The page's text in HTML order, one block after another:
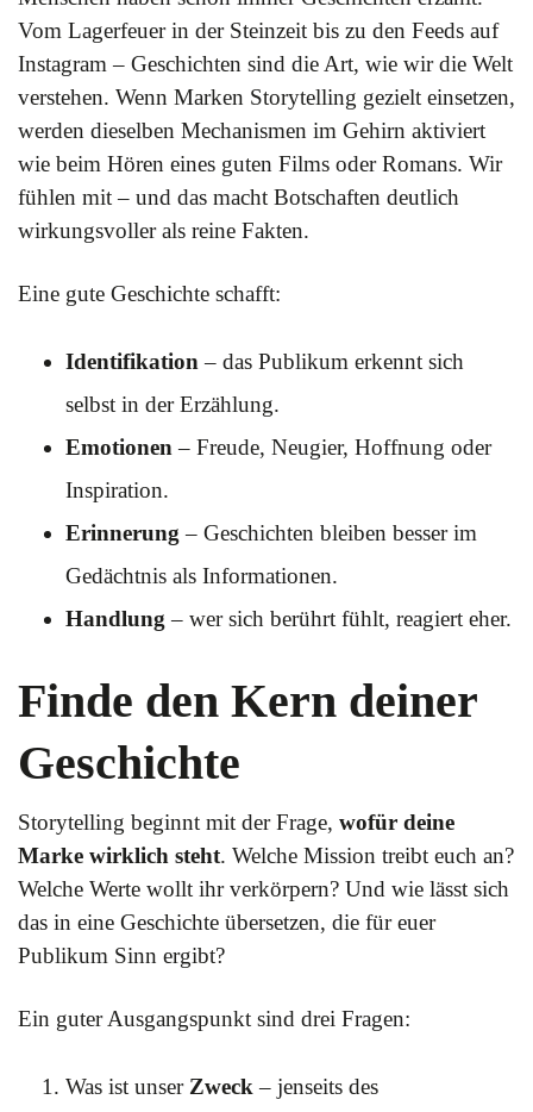
Vom Lagerfeuer in der Steinzeit bis zu den Feeds auf
Instagram – Geschichten sind die Art, wie wir die Welt
verstehen. Wenn Marken Storytelling gezielt einsetzen,
werden dieselben Mechanismen im Gehirn aktiviert
wie beim Hören eines guten Films oder Romans. Wir
fühlen mit – und das macht Botschaften deutlich
wirkungsvoller als reine Fakten.
Eine gute Geschichte schafft:
Identifikation – das Publikum erkennt sich
selbst in der Erzählung.
Emotionen – Freude, Neugier, Hoffnung oder
Inspiration.
Erinnerung – Geschichten bleiben besser im
Gedächtnis als Informationen.
Handlung – wer sich berührt fühlt, reagiert eher.
Finde den Kern deiner
Geschichte
Storytelling beginnt mit der Frage, wofür deine
Marke wirklich steht. Welche Mission treibt euch an?
Welche Werte wollt ihr verkörpern? Und wie lässt sich
das in eine Geschichte übersetzen, die für euer
Publikum Sinn ergibt?
Ein guter Ausgangspunkt sind drei Fragen:
Was ist unser Zweck – jenseits des